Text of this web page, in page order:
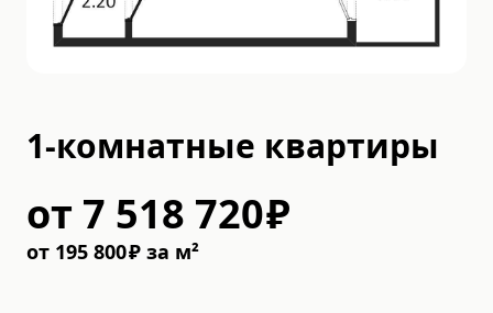
1-комнатные квартиры
от 7 518 720₽
от 195 800₽ за м²